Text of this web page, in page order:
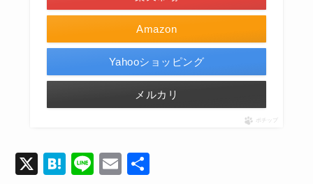
Amazon
Yahooショッピング
メルカリ
ポチップ
X H Li E 共